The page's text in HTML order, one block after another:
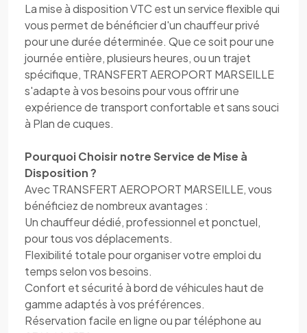
La mise à disposition VTC est un service flexible qui
vous permet de bénéficier d'un chauffeur privé
pour une durée déterminée. Que ce soit pour une
journée entière, plusieurs heures, ou un trajet
spécifique, TRANSFERT AEROPORT MARSEILLE
s'adapte à vos besoins pour vous offrir une
expérience de transport confortable et sans souci
à Plan de cuques.
Pourquoi Choisir notre Service de Mise à
Disposition ?
Avec TRANSFERT AEROPORT MARSEILLE, vous
bénéficiez de nombreux avantages :
Un chauffeur dédié, professionnel et ponctuel,
pour tous vos déplacements.
Flexibilité totale pour organiser votre emploi du
temps selon vos besoins.
Confort et sécurité à bord de véhicules haut de
gamme adaptés à vos préférences.
Réservation facile en ligne ou par téléphone au